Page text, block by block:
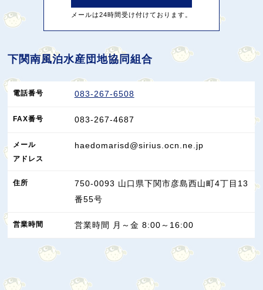
メールは24時間受け付けております。
下関南風泊水産団地協同組合
電話番号 083-267-6508
FAX番号 083-267-4687
メール
アドレス
haedomarisd@sirius.ocn.ne.jp
住所 750-0093 山口県下関市彦島西山町4丁目13
番55号
営業時間 営業時間 月～金 8:00～16:00